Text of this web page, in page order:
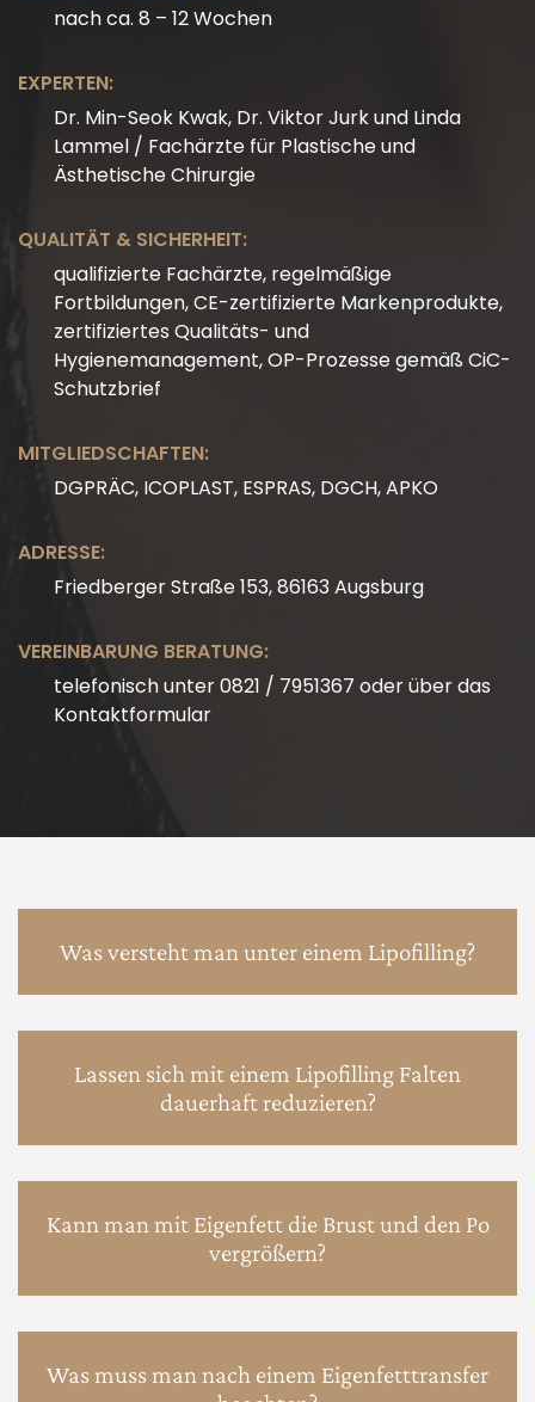
nach ca. 8 – 12 Wochen
EXPERTEN:
Dr. Min-Seok Kwak, Dr. Viktor Jurk und Linda
Lammel / Fachärzte für Plastische und
Ästhetische Chirurgie
QUALITÄT & SICHERHEIT:
qualifizierte Fachärzte, regelmäßige
Fortbildungen, CE-zertifizierte Markenprodukte,
zertifiziertes Qualitäts- und
Hygienemanagement, OP-Prozesse gemäß CiC-
Schutzbrief
MITGLIEDSCHAFTEN:
DGPRÄC, ICOPLAST, ESPRAS, DGCH, APKO
ADRESSE:
Friedberger Straße 153, 86163 Augsburg
VEREINBARUNG BERATUNG:
telefonisch unter 0821 / 7951367 oder über das
Kontaktformular
Was versteht man unter einem Lipofilling?
Lassen sich mit einem Lipofilling Falten
dauerhaft reduzieren?
Kann man mit Eigenfett die Brust und den Po
vergrößern?
Was muss man nach einem Eigenfetttransfer